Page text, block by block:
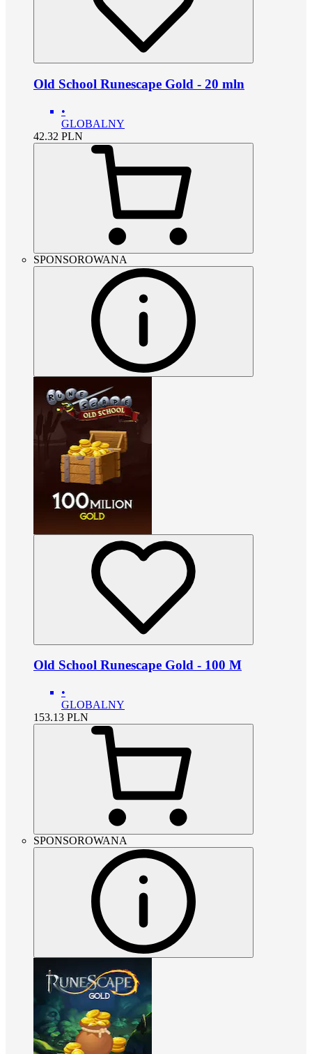
Old School Runescape Gold - 20 mln
•
GLOBALNY
42.32 PLN
SPONSOROWANA
Old School Runescape Gold - 100 M
•
GLOBALNY
153.13 PLN
SPONSOROWANA